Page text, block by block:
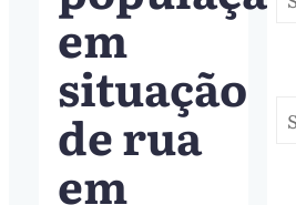
em
situação
de rua
em